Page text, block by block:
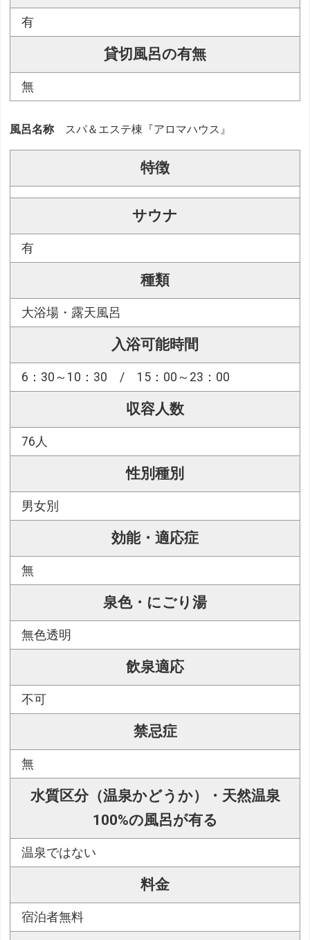
有
貸切風呂の有無
無
風呂名称 スパ＆エステ棟『アロマハウス』
特徴
サウナ
有
種類
大浴場・露天風呂
入浴可能時間
6：30～10：30 / 15：00～23：00
収容人数
76人
性別種別
男女別
効能・適応症
無
泉色・にごり湯
無色透明
飲泉適応
不可
禁忌症
無
水質区分（温泉かどうか）・天然温泉
100%の風呂が有る
温泉ではない
料金
宿泊者無料